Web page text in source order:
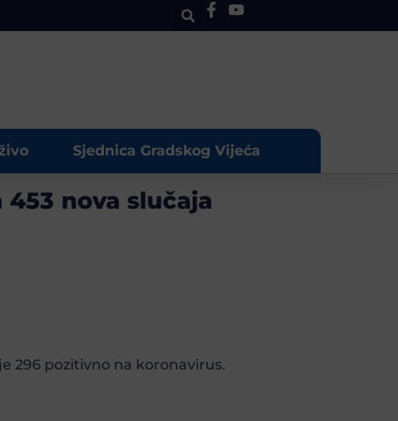
Sjednica Gradskog Vijeća
nova slučaja
296 pozitivno na koronavirus.